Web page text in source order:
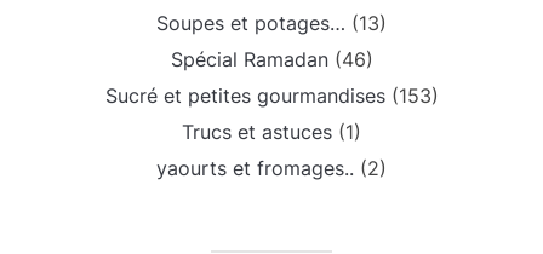
Soupes et potages… (13)
Spécial Ramadan(46)
Sucré et petites gourmandises(153)
Trucs et astuces (1)
yaourts et fromages.. (2)